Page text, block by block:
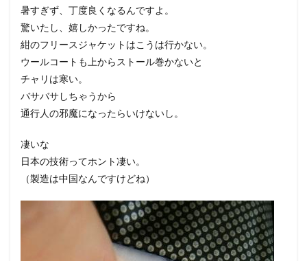
暑すぎず、丁度良くなるんですよ。
驚いたし、嬉しかったですね。
紺のフリースジャケットはこうは行かない。
ウールコートも上からストール巻かないと
チャリは寒い。
バサバサしちゃうから
通行人の邪魔になったらいけないし。
凄いな
日本の技術ってホント凄い。
（製造は中国なんですけどね）